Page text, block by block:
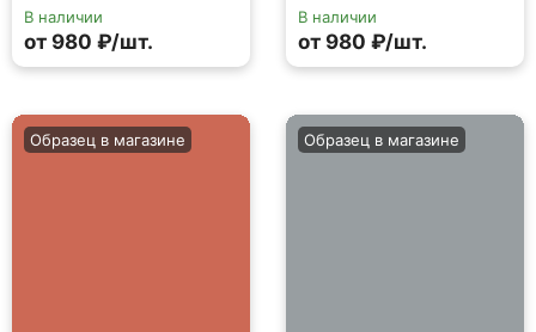
В наличии
от 980 ₽/шт.
В наличии
от 980 ₽/шт.
Образец в магазине Образец в магазине